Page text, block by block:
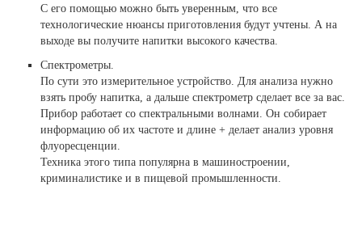
С его помощью можно быть уверенным, что все
технологические нюансы приготовления будут учтены. А на
выходе вы получите напитки высокого качества.
Спектрометры.
По сути это измерительное устройство. Для анализа нужно
взять пробу напитка, а дальше спектрометр сделает все за вас.
Прибор работает со спектральными волнами. Он собирает
информацию об их частоте и длине + делает анализ уровня
флуоресценции.
Техника этого типа популярна в машиностроении,
криминалистике и в пищевой промышленности.